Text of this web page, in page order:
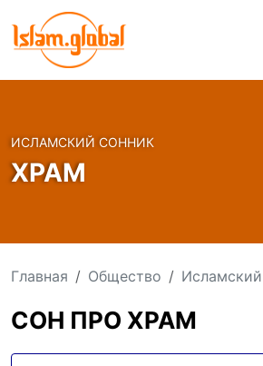
ИСЛАМСКИЙ СОННИК
ХРАМ
Главная Общество
СОН ПРО ХРАМ